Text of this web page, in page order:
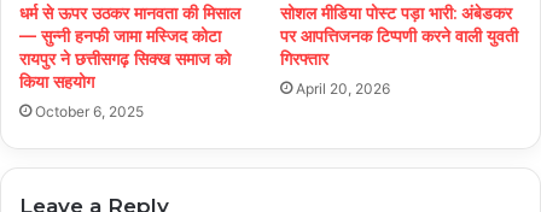
धर्म से ऊपर उठकर मानवता की मिसाल
— सुन्नी हनफी जामा मस्जिद कोटा
रायपुर ने छत्तीसगढ़ सिक्ख समाज को
किया सहयोग
October 6, 2025
सोशल मीडिया पोस्ट पड़ा भारी: अंबेडकर
पर आपत्तिजनक टिप्पणी करने वाली युवती
गिरफ्तार
April 20, 2026
Leave a Reply